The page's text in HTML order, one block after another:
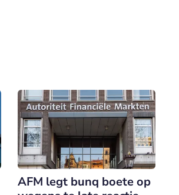
AFM legt bunq boete op